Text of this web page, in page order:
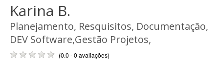
Karina B.
Planejamento, Resquisitos, Documentação,
DEV Software,Gestão Projetos,
(0.0 - 0 avaliações)